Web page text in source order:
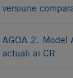
versiune
AGOA 2. Model
actuali ai CR